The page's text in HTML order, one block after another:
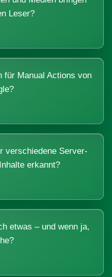
Leser?
für Manual Actions von
verschiedene Server-
erkannt?
etwas – und wenn ja,